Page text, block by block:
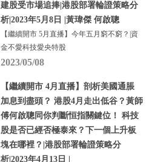
建股受市場追捧|港股部署輪證策略分
析|2023年5月8日 |黃瑋傑 何啟聰
【繼續開市 5月直播】今年五月窮不窮？|資
金不愛科技愛央特股
2023/05/08
【繼續開市 4月直播】剖析美國通脹
加息到盡頭？ 港股4月走出低谷？黃師
傅何啟聰同你判斷恒指關鍵位！ 科技
股是否已經否極泰來？下一個上升板
塊在哪裡？|港股部署輪證策略分
析|2023年4月13日 |